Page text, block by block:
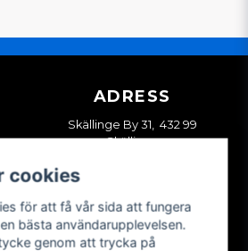
ADRESS
Skällinge By 31, 432 99
Skällinge
cookies
för att få vår sida att fungera
bästa användarupplevelsen.
genom att trycka på